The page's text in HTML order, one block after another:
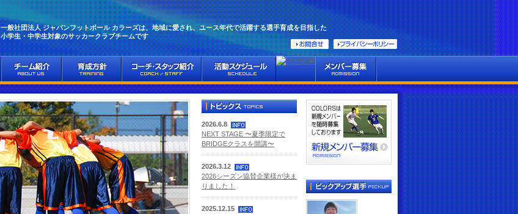
一般社団法人 ジャパンフットボール カラーズは、地域に愛され、ユース年代で活躍する選手育成を目指した
小学生・中学生対象のサッカークラブチームです
2026.6.8
NEXT STAGE 〜夏季限定で
BRIDGEクラスを開講〜
2026.3.12
2026シーズン協賛企業様が決ま
りました！
2025.12.15